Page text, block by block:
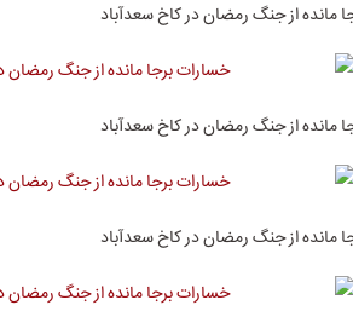
مانده از جنگ رمضان در کاخ سعدآباد
مانده از جنگ رمضان در کاخ سعدآباد
مانده از جنگ رمضان در کاخ سعدآباد